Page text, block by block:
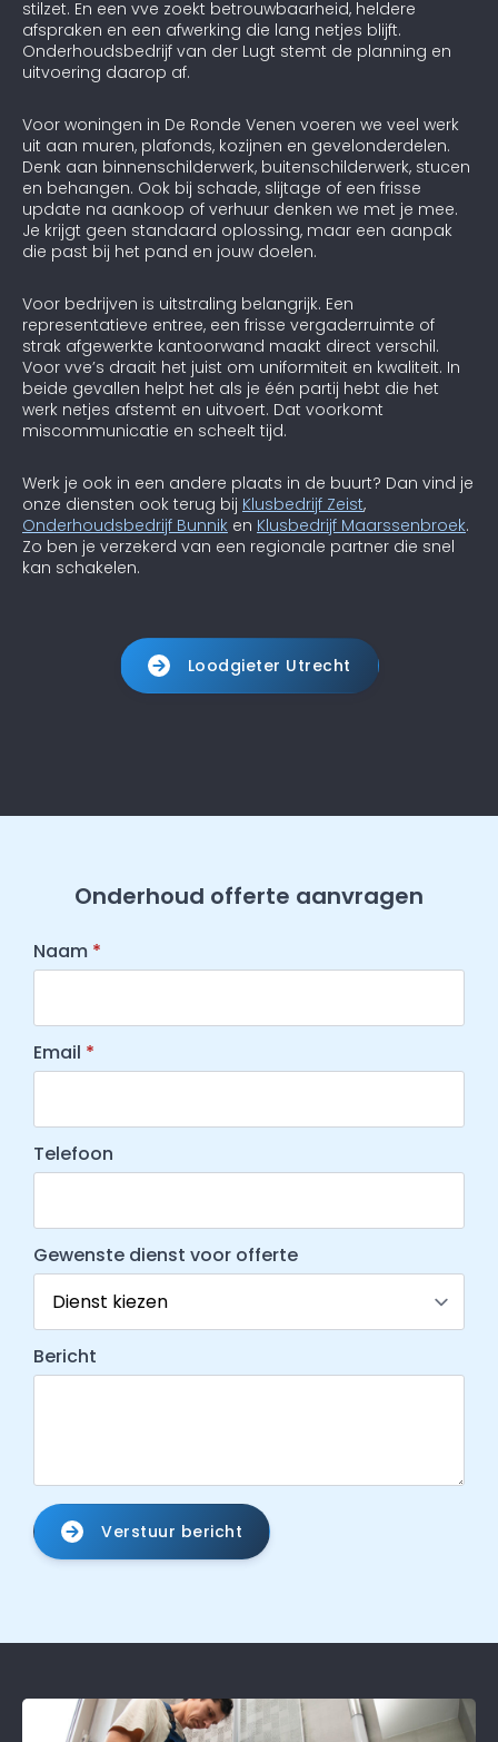
stilzet. En een vve zoekt betrouwbaarheid, heldere
afspraken en een afwerking die lang netjes blijft.
Onderhoudsbedrijf van der Lugt stemt de planning en
uitvoering daarop af.
Voor woningen in De Ronde Venen voeren we veel werk
uit aan muren, plafonds, kozijnen en gevelonderdelen.
Denk aan binnenschilderwerk, buitenschilderwerk, stucen
en behangen. Ook bij schade, slijtage of een frisse
update na aankoop of verhuur denken we met je mee.
Je krijgt geen standaard oplossing, maar een aanpak
die past bij het pand en jouw doelen.
Voor bedrijven is uitstraling belangrijk. Een
representatieve entree, een frisse vergaderruimte of
strak afgewerkte kantoorwand maakt direct verschil.
Voor vve’s draait het juist om uniformiteit en kwaliteit. In
beide gevallen helpt het als je één partij hebt die het
werk netjes afstemt en uitvoert. Dat voorkomt
miscommunicatie en scheelt tijd.
Werk je ook in een andere plaats in de buurt? Dan vind je
onze diensten ook terug bij Klusbedrijf Zeist,
Onderhoudsbedrijf Bunnik en Klusbedrijf Maarssenbroek.
Zo ben je verzekerd van een regionale partner die snel
kan schakelen.
Loodgieter Utrecht
Onderhoud offerte aanvragen
Naam *
Email *
Telefoon
Gewenste dienst voor offerte
Bericht
Verstuur bericht